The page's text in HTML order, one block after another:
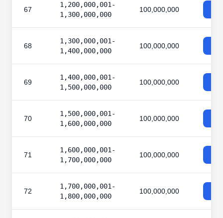
67
1,200,000,001-
1,300,000,000
100,000,000
68
1,300,000,001-
1,400,000,000
100,000,000
69
1,400,000,001-
1,500,000,000
100,000,000
70
1,500,000,001-
1,600,000,000
100,000,000
71
1,600,000,001-
1,700,000,000
100,000,000
72
1,700,000,001-
1,800,000,000
100,000,000